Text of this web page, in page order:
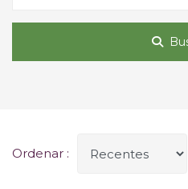
Ordenar :